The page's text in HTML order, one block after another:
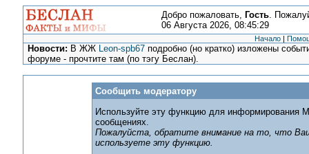
Добро пожаловать, Гость.
06 Августа 2026, 08:45:29
Начало |
Новости: В ЖЖ Leon-spb67 подробно (но кратко) изложены
форуме - прочтите там (по тэгу Беслан).
Сообщить модератору
Используйте эту функцию для информирования
сообщениях.
Пожалуйста, обратите внимание на то, что
используете эту функцию.